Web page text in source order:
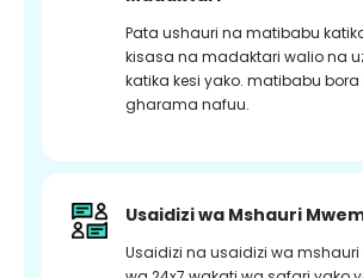
Pata ushauri na matibabu
kisasa na madaktari walio na
katika kesi yako. matibabu bora
gharama nafuu.
Usaidizi wa Mshauri
Usaidizi na usaidizi wa